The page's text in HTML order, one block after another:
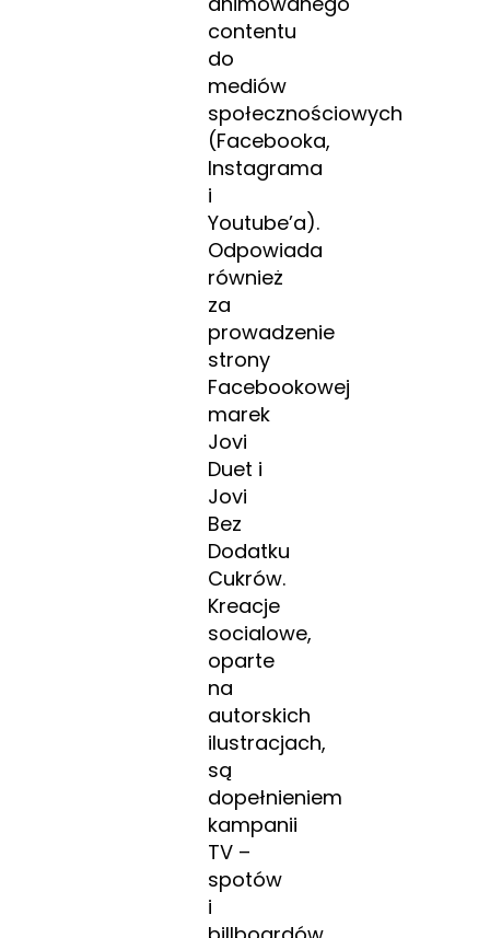
contentu
do
mediów
społecznościowych
(Facebooka,
Instagrama
i
Youtube’a).
Odpowiada
również
za
prowadzenie
strony
Facebookowej
marek
Jovi
Duet i
Jovi
Bez
Dodatku
Cukrów.
Kreacje
socialowe,
oparte
na
autorskich
ilustracjach,
są
dopełnieniem
kampanii
TV –
spotów
i